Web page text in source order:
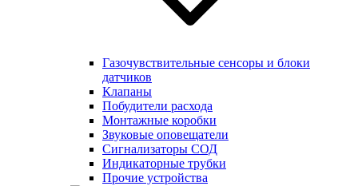
Газочувствительные сенсоры и блоки
датчиков
Клапаны
Побудители расхода
Монтажные коробки
Звуковые оповещатели
Сигнализаторы СОД
Индикаторные трубки
Прочие устройства